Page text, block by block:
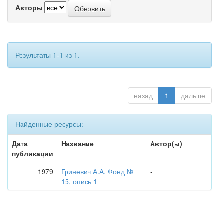
Авторы
Результаты 1-1 из 1.
назад 1 дальше
Найденные ресурсы:
Дата
публикации
Название Автор(ы)
1979
Гриневич А.А. Фонд №
15, опись 1
-